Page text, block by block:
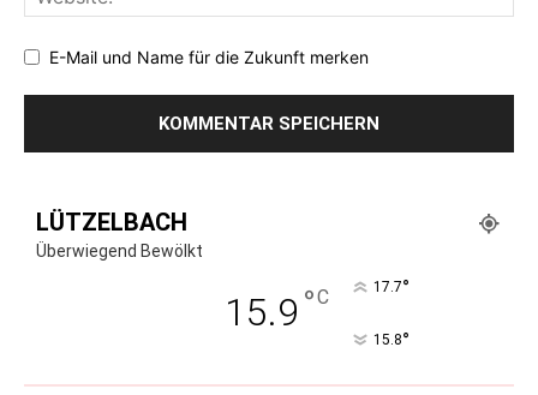
E-Mail und Name für die Zukunft merken
LÜTZELBACH
Überwiegend Bewölkt
15.9 °C 17.7°
15.8°